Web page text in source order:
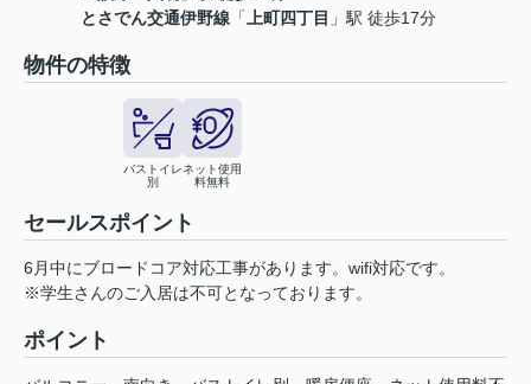
とさでん交通伊野線 「上町四丁目 」駅 徒歩17分
物件の特徴
バストイレ
別
ネット使用
料無料
セールスポイント
6月中にブロードコア対応工事があります。wifi対応です。
※学生さんのご入居は不可となっております。
ポイント